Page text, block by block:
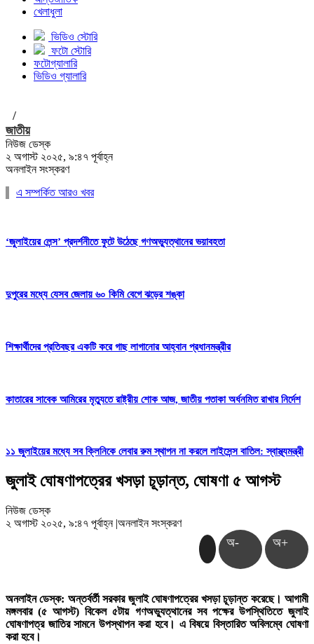
খেলাধুলা
ভিডিও স্টোরি
ফটো স্টোরি
ফটোগ্যালারি
ভিডিও গ্যালারি
/
জাতীয়
নিউজ ডেস্ক
২ অগাস্ট ২০২৫, ৯:৪৭ পূর্বাহ্ন
অনলাইন সংস্করণ
এ সম্পর্কিত আরও খবর
‘জুলাইয়ের লেন্স’ প্রদর্শনীতে ফুটে উঠেছে গণঅভ্যুত্থানের ভয়াবহতা
দুপুরের মধ্যে যেসব জেলায় ৬০ কিমি বেগে ঝড়ের শঙ্কা
শিক্ষার্থীদের প্রতিবছর একটি করে গাছ লাগানোর আহ্বান প্রধানমন্ত্রীর
কাতারের সাবেক আমিরের মৃত্যুতে রাষ্ট্রীয় শোক আজ, জাতীয় পতাকা অর্ধনমিত রাখার নির্দেশ
১১ জুলাইয়ের মধ্যে সব ক্লিনিকে লেবার রুম স্থাপন না করলে লাইসেন্স বাতিল: স্বাস্থ্যমন্ত্রী
জুলাই ঘোষণাপত্রের খসড়া চূড়ান্ত, ঘোষণা ৫ আগস্ট
নিউজ ডেস্ক
২ অগাস্ট ২০২৫, ৯:৪৭ পূর্বাহ্ন |অনলাইন সংস্করণ
অ- অ+
অনলাইন ডেস্ক: অন্তর্বর্তী সরকার জুলাই ঘোষণাপত্রের খসড়া চূড়ান্ত করেছে। আগামী
মঙ্গলবার (৫ আগস্ট) বিকেল ৫টায় গণঅভ্যুত্থানের সব পক্ষের উপস্থিতিতে জুলাই
ঘোষণাপত্র জাতির সামনে উপস্থাপন করা হবে। এ বিষয়ে বিস্তারিত অবিলম্বে ঘোষণা
করা হবে।